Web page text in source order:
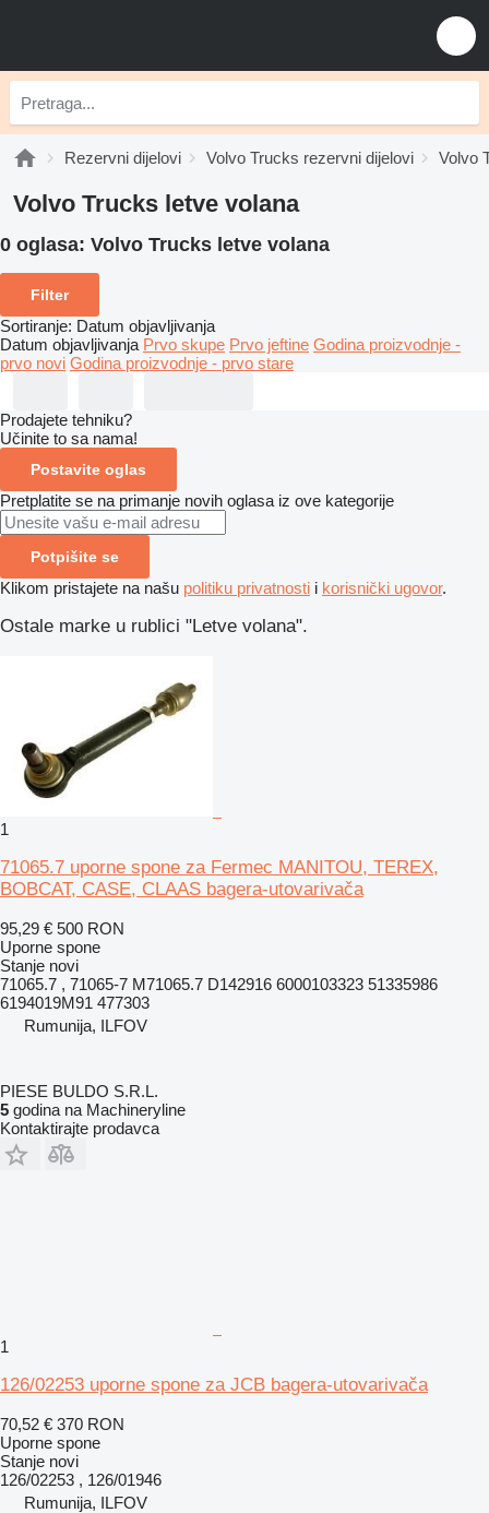
Rezervni dijelovi Volvo Trucks rezervni dijelovi Volvo
Volvo Trucks letve volana
0 oglasa: Volvo Trucks letve volana
Filter
Sortiranje: Datum objavljivanja
Datum objavljivanja Prvo skupe Prvo jeftine Godina proizvodnje -
prvo novi Godina proizvodnje - prvo stare
Prodajete tehniku?
Učinite to sa nama!
Postavite oglas
Pretplatite se na primanje novih oglasa iz ove kategorije
Potpišite se
Klikom pristajete na našu politiku privatnosti i korisnički ugovor.
Ostale marke u rublici "Letve volana".
1
71065.7 uporne spone za Fermec MANITOU, TEREX,
BOBCAT, CASE, CLAAS bagera-utovarivača
95,29 € 500 RON
Uporne spone
Stanje novi
71065.7 , 71065-7 M71065.7 D142916 6000103323 51335986
6194019M91 477303
Rumunija, ILFOV
PIESE BULDO S.R.L.
5 godina na Machineryline
Kontaktirajte prodavca
1
126/02253 uporne spone za JCB bagera-utovarivača
70,52 € 370 RON
Uporne spone
Stanje novi
126/02253 , 126/01946
Rumunija, ILFOV